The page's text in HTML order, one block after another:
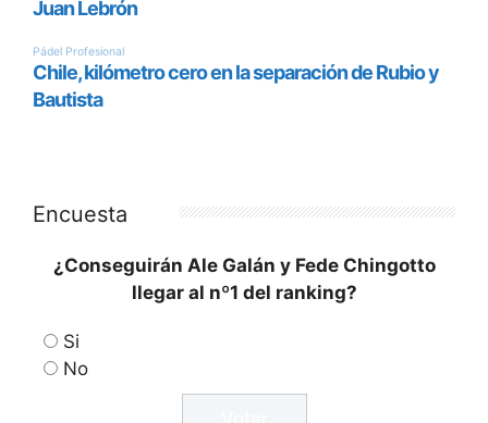
Encuesta
¿Conseguirán Ale Galán y Fede Chingotto
llegar al nº1 del ranking?
Si
No